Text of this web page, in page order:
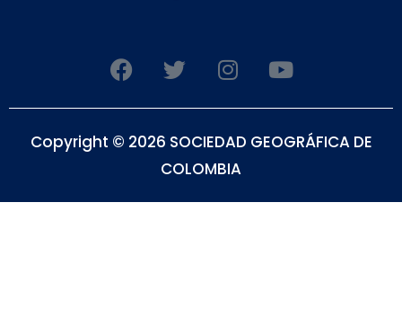
F
a
c
b
T
w
i
t
e
I
n
s
a
g
Y
o
u
u
Copyright © 2026 SOCIEDAD GEOGRÁFICA DE
COLOMBIA